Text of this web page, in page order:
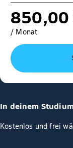
850,00
/ Monat
In deinem
Kostenlos und frei